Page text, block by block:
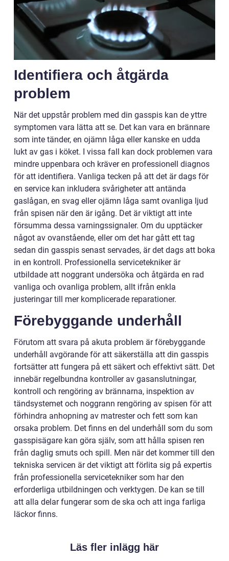
Identifiera och åtgärda
problem
När det uppstår problem med din gasspis kan de yttre
symptomen vara lätta att se. Det kan vara en brännare
som inte tänder, en ojämn låga eller kanske en udda
lukt av gas i köket. I vissa fall kan dock problemen vara
mindre uppenbara och kräver en professionell diagnos
för att identifiera. Vanliga tecken på att det är dags för
en service kan inkludera svårigheter att antända
gaslågan, en svag eller ojämn låga samt ovanliga ljud
från spisen när den är igång. Det är viktigt att inte
försumma dessa varningssignaler. Om du upptäcker
något av ovanstående, eller om det har gått ett tag
sedan din gasspis senast servades, är det dags att boka
in en kontroll. Professionella servicetekniker är
utbildade att noggrant undersöka och åtgärda en rad
vanliga och ovanliga problem, allt ifrån enkla
justeringar till mer komplicerade reparationer.
Förebyggande underhåll
Förutom att svara på akuta problem är förebyggande
underhåll avgörande för att säkerställa att din gasspis
fortsätter att fungera på ett säkert och effektivt sätt. Det
innebär regelbundna kontroller av gasanslutningar,
kontroll och rengöring av brännarna, inspektion av
tändsystemet och noggrann rengöring av spisen för att
förhindra anhopning av matrester och fett som kan
orsaka problem. Det finns en del underhåll som du som
gasspisägare kan göra själv, som att hålla spisen ren
från daglig smuts och spill. Men när det kommer till den
tekniska servicen är det viktigt att förlita sig på expertis
från professionella servicetekniker som har den
erforderliga utbildningen och verktygen. De kan se till
att alla delar fungerar som de ska och att inga farliga
läckor finns.
Läs fler inlägg här